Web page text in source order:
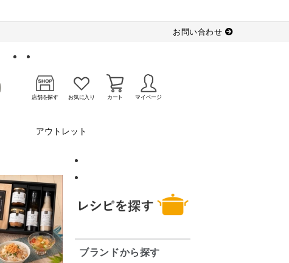
お問い合わせ
店舗を探す お気に入り カート マイページ
アウトレット
ブランドから探す